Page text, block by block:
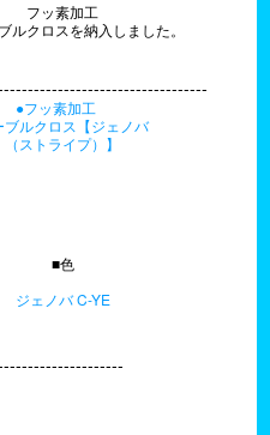
フッ素加工
ルクロスを納入しました。
●フッ素加工
ブルクロス【ジェノバ
（ストライプ）】
■色
ジェノバ C-YE